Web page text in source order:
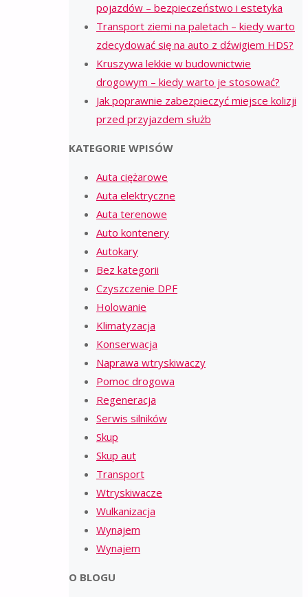
pojazdów – bezpieczeństwo i estetyka
Transport ziemi na paletach – kiedy warto
zdecydować się na auto z dźwigiem HDS?
Kruszywa lekkie w budownictwie
drogowym – kiedy warto je stosować?
Jak poprawnie zabezpieczyć miejsce kolizji
przed przyjazdem służb
KATEGORIE WPISÓW
Auta ciężarowe
Auta elektryczne
Auta terenowe
Auto kontenery
Autokary
Bez kategorii
Czyszczenie DPF
Holowanie
Klimatyzacja
Konserwacja
Naprawa wtryskiwaczy
Pomoc drogowa
Regeneracja
Serwis silników
Skup
Skup aut
Transport
Wtryskiwacze
Wulkanizacja
Wynajem
Wynajem
O BLOGU